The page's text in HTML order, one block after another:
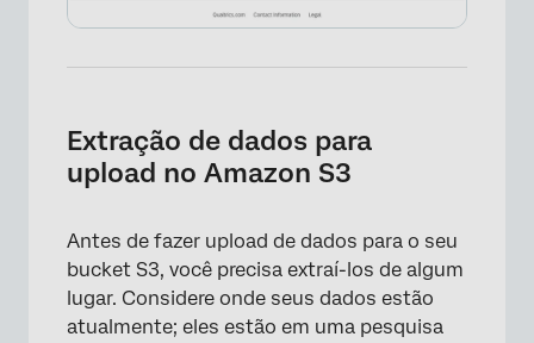
Extração de dados para
upload no Amazon S3
Antes de fazer upload de dados para o seu
bucket S3, você precisa extraí-los de algum
lugar. Considere onde seus dados estão
atualmente; eles estão em uma pesquisa